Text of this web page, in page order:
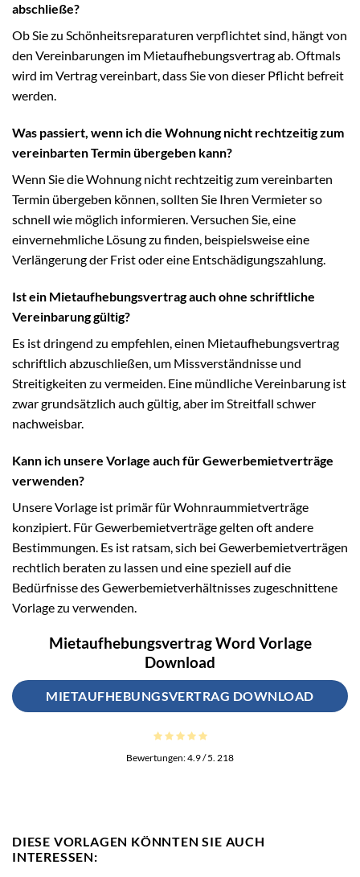
abschließe?
Ob Sie zu Schönheitsreparaturen verpflichtet sind, hängt von
den Vereinbarungen im Mietaufhebungsvertrag ab. Oftmals
wird im Vertrag vereinbart, dass Sie von dieser Pflicht befreit
werden.
Was passiert, wenn ich die Wohnung nicht rechtzeitig zum
vereinbarten Termin übergeben kann?
Wenn Sie die Wohnung nicht rechtzeitig zum vereinbarten
Termin übergeben können, sollten Sie Ihren Vermieter so
schnell wie möglich informieren. Versuchen Sie, eine
einvernehmliche Lösung zu finden, beispielsweise eine
Verlängerung der Frist oder eine Entschädigungszahlung.
Ist ein Mietaufhebungsvertrag auch ohne schriftliche
Vereinbarung gültig?
Es ist dringend zu empfehlen, einen Mietaufhebungsvertrag
schriftlich abzuschließen, um Missverständnisse und
Streitigkeiten zu vermeiden. Eine mündliche Vereinbarung ist
zwar grundsätzlich auch gültig, aber im Streitfall schwer
nachweisbar.
Kann ich unsere Vorlage auch für Gewerbemietverträge
verwenden?
Unsere Vorlage ist primär für Wohnraummietverträge
konzipiert. Für Gewerbemietverträge gelten oft andere
Bestimmungen. Es ist ratsam, sich bei Gewerbemietverträgen
rechtlich beraten zu lassen und eine speziell auf die
Bedürfnisse des Gewerbemietverhältnisses zugeschnittene
Vorlage zu verwenden.
Mietaufhebungsvertrag Word Vorlage
Download
MIETAUFHEBUNGSVERTRAG DOWNLOAD
Bewertungen:4.9/ 5. 218
DIESE VORLAGEN KÖNNTEN SIE AUCH
INTERESSEN: